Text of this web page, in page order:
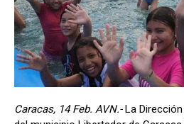
Caracas, 14 Feb. AVN.-La